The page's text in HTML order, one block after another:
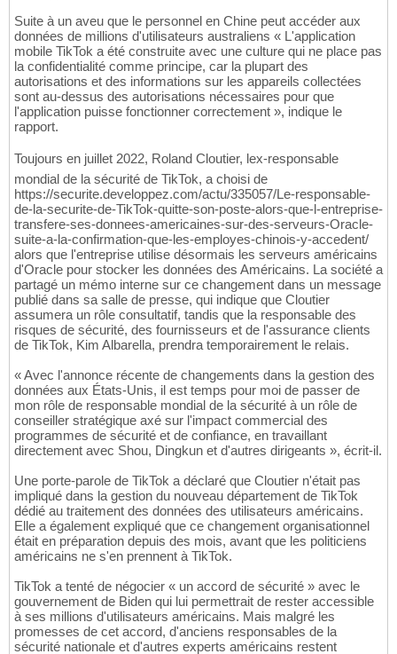
Suite à un aveu que le personnel en Chine peut accéder aux
données de millions d'utilisateurs australiens « L'application
mobile TikTok a été construite avec une culture qui ne place pas
la confidentialité comme principe, car la plupart des
autorisations et des informations sur les appareils collectées
sont au-dessus des autorisations nécessaires pour que
l'application puisse fonctionner correctement », indique le
rapport.
Toujours en juillet 2022, Roland Cloutier, lex-responsable
mondial de la sécurité de TikTok, a choisi de
https://securite.developpez.com/actu/335057/Le-responsable-
de-la-securite-de-TikTok-quitte-son-poste-alors-que-l-entreprise-
transfere-ses-donnees-americaines-sur-des-serveurs-Oracle-
suite-a-la-confirmation-que-les-employes-chinois-y-accedent/
alors que l'entreprise utilise désormais les serveurs américains
d'Oracle pour stocker les données des Américains. La société a
partagé un mémo interne sur ce changement dans un message
publié dans sa salle de presse, qui indique que Cloutier
assumera un rôle consultatif, tandis que la responsable des
risques de sécurité, des fournisseurs et de l'assurance clients
de TikTok, Kim Albarella, prendra temporairement le relais.
« Avec l'annonce récente de changements dans la gestion des
données aux États-Unis, il est temps pour moi de passer de
mon rôle de responsable mondial de la sécurité à un rôle de
conseiller stratégique axé sur l'impact commercial des
programmes de sécurité et de confiance, en travaillant
directement avec Shou, Dingkun et d'autres dirigeants », écrit-il.
Une porte-parole de TikTok a déclaré que Cloutier n'était pas
impliqué dans la gestion du nouveau département de TikTok
dédié au traitement des données des utilisateurs américains.
Elle a également expliqué que ce changement organisationnel
était en préparation depuis des mois, avant que les politiciens
américains ne s'en prennent à TikTok.
TikTok a tenté de négocier « un accord de sécurité » avec le
gouvernement de Biden qui lui permettrait de rester accessible
à ses millions d'utilisateurs américains. Mais malgré les
promesses de cet accord, d'anciens responsables de la
sécurité nationale et d'autres experts américains restent